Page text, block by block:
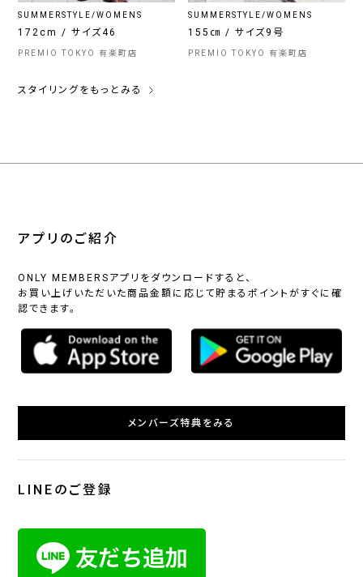
SUMMERSTYLE/WOMENS
172cm / サイズ46
PREMIO TOKYO 有楽町店
SUMMERSTYLE/WOMENS
155㎝ / サイズ9号
PREMIO TOKYO 有楽町店
スタイリングをもっとみる
アプリのご紹介
ONLY MEMBERSアプリをダウンロードすると、
お買い上げいただいた商品金額に応じて貯まるポイントがすぐに確
認できます。
メンバーズ特典をみる
LINEのご登録